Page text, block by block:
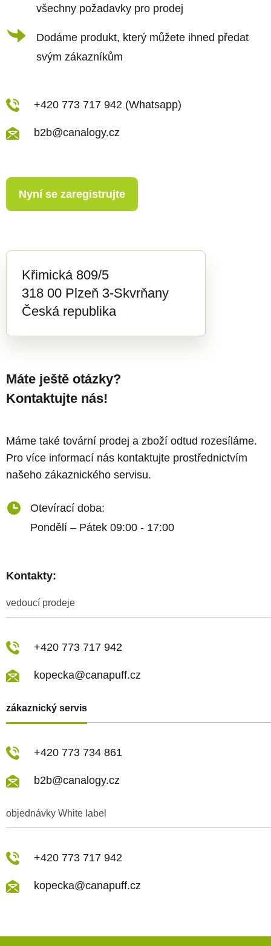
v
ý
u
všechny požadavky pro prodej
Dodáme produkt, který můžete ihned předat
svým zákazníkům
+420 773 717 942 (Whatsapp)
b2b@canalogy.cz
Nyní se zaregistrujte
Křimická 809/5
318 00 Plzeň 3-Skvrňany
Česká republika
Máte ještě otázky?
Kontaktujte nás!
Máme také tovární prodej a zboží odtud rozesíláme.
Pro více informací nás kontaktujte prostřednictvím
našeho zákaznického servisu.
Otevírací doba:
Pondělí – Pátek 09:00 - 17:00
Kontakty:
zákaznický servis
vedoucí prodeje
objednávky White label
+420 773 717 942
kopecka@canapuff.cz
+420 773 734 861
b2b@canalogy.cz
+420 773 717 942
kopecka@canapuff.cz